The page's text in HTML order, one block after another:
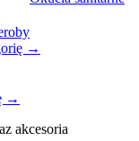
→
→
akcesoria